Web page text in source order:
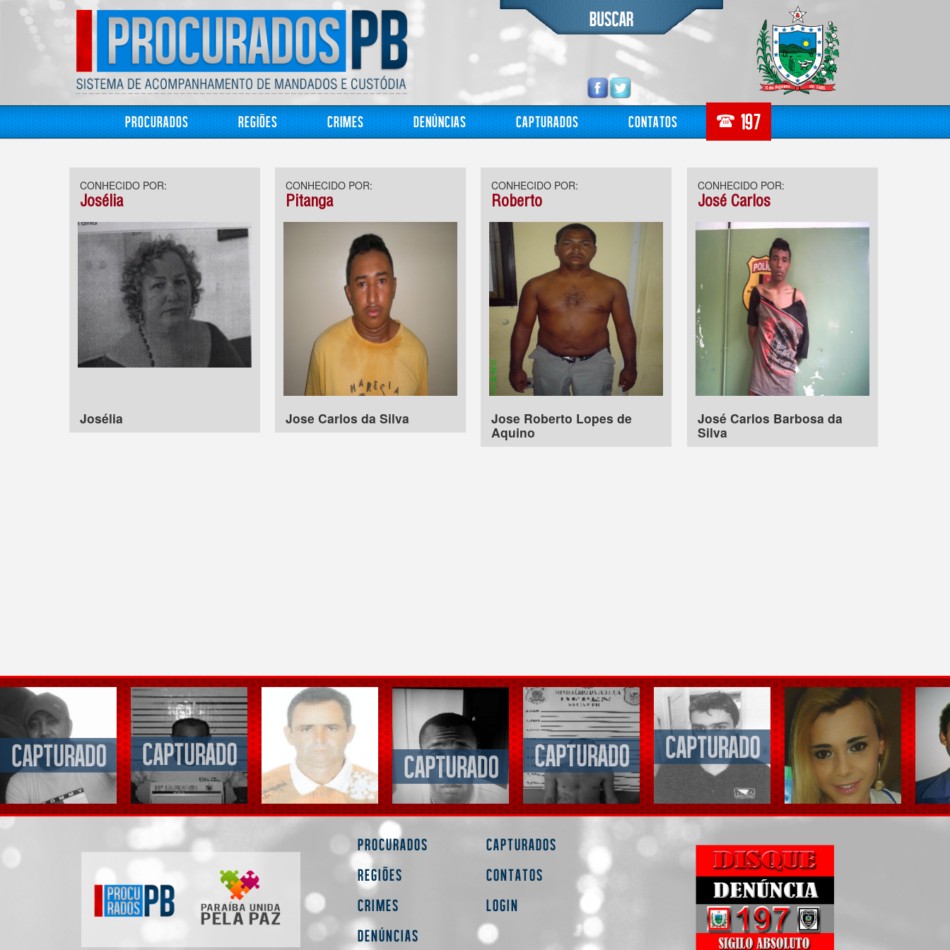
Procurados Regiões Crimes Denúncias Capturados Contatos
CONHECIDO POR:
Josélia
Josélia
CONHECIDO POR:
Pitanga
Jose Carlos da Silva
CONHECIDO POR:
Roberto
Jose Roberto Lopes de
Aquino
CONHECIDO POR:
José Carlos
José Carlos Barbosa da
Silva
Procurados
Regiões
Crimes
Denúncias
Capturados
Contatos
Login